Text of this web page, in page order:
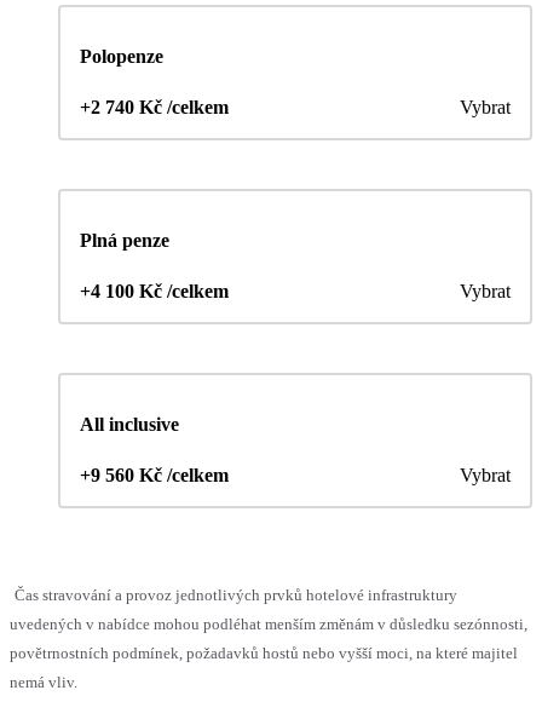
Polopenze
+2 740 Kč /celkem Vybrat
Plná penze
+4 100 Kč /celkem Vybrat
All inclusive
+9 560 Kč /celkem Vybrat
Čas stravování a provoz jednotlivých prvků hotelové infrastruktury
uvedených v nabídce mohou podléhat menším změnám v důsledku sezónnosti,
povětrnostních podmínek, požadavků hostů nebo vyšší moci, na které majitel
nemá vliv.